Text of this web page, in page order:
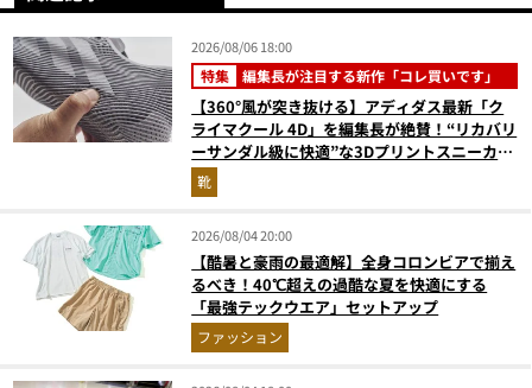
2026/08/06 18:00
特集 編集長が注目する新作「コレ買いです」
【360°風が突き抜ける】アディダス最新「ク
ライマクール 4D」を編集長が絶賛！“リカバリ
ーサンダル級に快適”な3Dプリントスニーカー
『コレ買いです』Vol.173
靴
2026/08/04 20:00
【酷暑と豪雨の最適解】全身コロンビアで揃え
るべき！40℃超えの過酷な夏を快適にする
「最強テックウエア」セットアップ
ファッション